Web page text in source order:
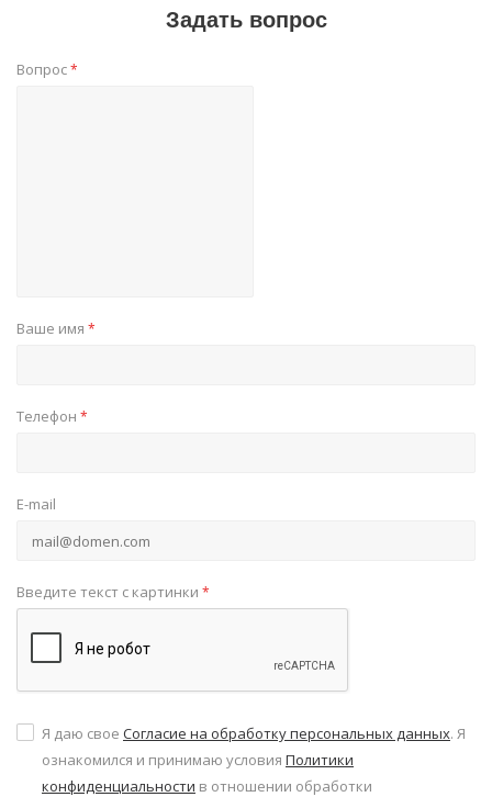
Задать вопрос
Вопрос*
Ваше имя *
Телефон *
E-mail
Введите текст с картинки *
Я даю свое Согласие на обработку персональных данных. Я
ознакомился и принимаю условия Политики
конфиденциальности в отношении обработки